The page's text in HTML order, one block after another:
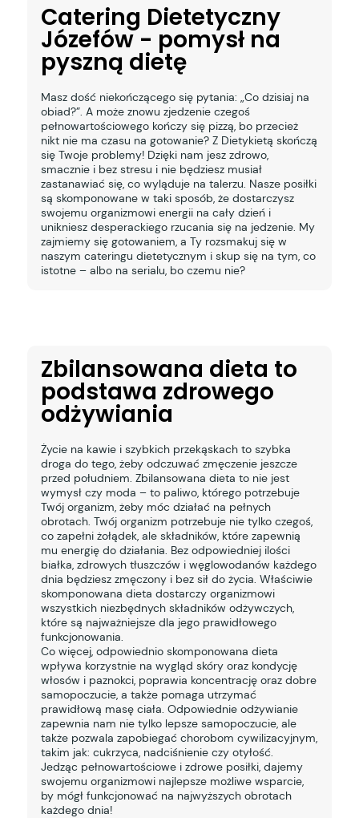
Catering Dietetyczny
Józefów - pomysł na
pyszną dietę
Masz dość niekończącego się pytania: „Co dzisiaj na
obiad?”. A może znowu zjedzenie czegoś
pełnowartościowego kończy się pizzą, bo przecież
nikt nie ma czasu na gotowanie? Z Dietykietą skończą
się Twoje problemy! Dzięki nam jesz zdrowo,
smacznie i bez stresu i nie będziesz musiał
zastanawiać się, co wyląduje na talerzu. Nasze posiłki
są skomponowane w taki sposób, że dostarczysz
swojemu organizmowi energii na cały dzień i
unikniesz desperackiego rzucania się na jedzenie. My
zajmiemy się gotowaniem, a Ty rozsmakuj się w
naszym cateringu dietetycznym i skup się na tym, co
istotne – albo na serialu, bo czemu nie?
Zbilansowana dieta to
podstawa zdrowego
odżywiania
Życie na kawie i szybkich przekąskach to szybka
droga do tego, żeby odczuwać zmęczenie jeszcze
przed południem. Zbilansowana dieta to nie jest
wymysł czy moda – to paliwo, którego potrzebuje
Twój organizm, żeby móc działać na pełnych
obrotach. Twój organizm potrzebuje nie tylko czegoś,
co zapełni żołądek, ale składników, które zapewnią
mu energię do działania. Bez odpowiedniej ilości
białka, zdrowych tłuszczów i węglowodanów każdego
dnia będziesz zmęczony i bez sił do życia. Właściwie
skomponowana dieta dostarczy organizmowi
wszystkich niezbędnych składników odżywczych,
które są najważniejsze dla jego prawidłowego
funkcjonowania.
Co więcej, odpowiednio skomponowana dieta
wpływa korzystnie na wygląd skóry oraz kondycję
włosów i paznokci, poprawia koncentrację oraz dobre
samopoczucie, a także pomaga utrzymać
prawidłową masę ciała. Odpowiednie odżywianie
zapewnia nam nie tylko lepsze samopoczucie, ale
także pozwala zapobiegać chorobom cywilizacyjnym,
takim jak: cukrzyca, nadciśnienie czy otyłość.
Jedząc pełnowartościowe i zdrowe posiłki, dajemy
swojemu organizmowi najlepsze możliwe wsparcie,
by mógł funkcjonować na najwyższych obrotach
każdego dnia!